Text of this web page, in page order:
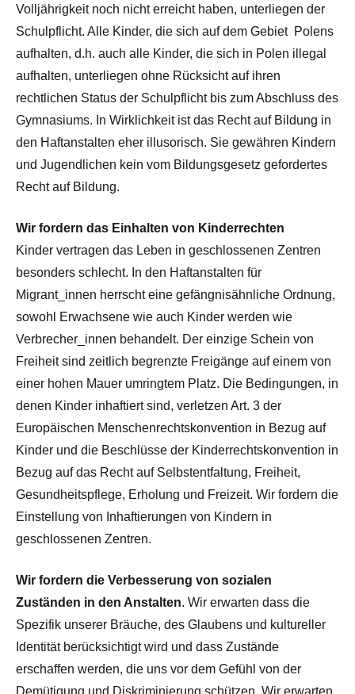
Volljährigkeit noch nicht erreicht haben, unterliegen der
Schulpflicht. Alle Kinder, die sich auf dem Gebiet Polens
aufhalten, d.h. auch alle Kinder, die sich in Polen illegal
aufhalten, unterliegen ohne Rücksicht auf ihren
rechtlichen Status der Schulpflicht bis zum Abschluss des
Gymnasiums. In Wirklichkeit ist das Recht auf Bildung in
den Haftanstalten eher illusorisch. Sie gewähren Kindern
und Jugendlichen kein vom Bildungsgesetz gefordertes
Recht auf Bildung.
Wir fordern das Einhalten von Kinderrechten
Kinder vertragen das Leben in geschlossenen Zentren
besonders schlecht. In den Haftanstalten für
Migrant_innen herrscht eine gefängnisähnliche Ordnung,
sowohl Erwachsene wie auch Kinder werden wie
Verbrecher_innen behandelt. Der einzige Schein von
Freiheit sind zeitlich begrenzte Freigänge auf einem von
einer hohen Mauer umringtem Platz. Die Bedingungen, in
denen Kinder inhaftiert sind, verletzen Art. 3 der
Europäischen Menschenrechtskonvention in Bezug auf
Kinder und die Beschlüsse der Kinderrechtskonvention in
Bezug auf das Recht auf Selbstentfaltung, Freiheit,
Gesundheitspflege, Erholung und Freizeit. Wir fordern die
Einstellung von Inhaftierungen von Kindern in
geschlossenen Zentren.
Wir fordern die Verbesserung von sozialen
Zuständen in den Anstalten. Wir erwarten dass die
Spezifik unserer Bräuche, des Glaubens und kultureller
Identität berücksichtigt wird und dass Zustände
erschaffen werden, die uns vor dem Gefühl von der
Demütigung und Diskriminierung schützen. Wir erwarten,